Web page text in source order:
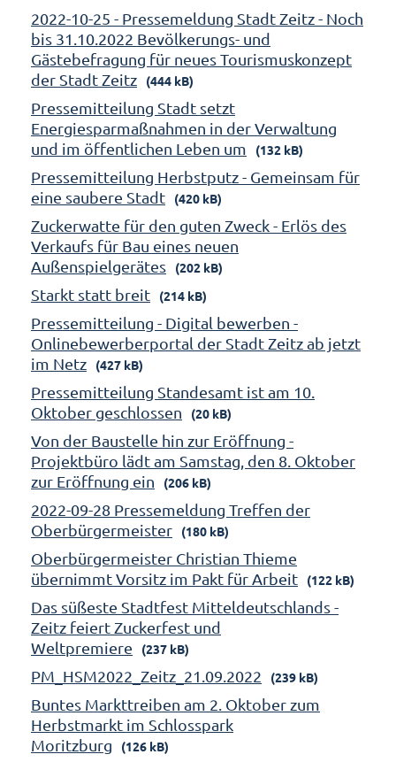
2022-10-25 - Pressemeldung Stadt Zeitz - Noch
bis 31.10.2022 Bevölkerungs- und
Gästebefragung für neues Tourismuskonzept
der Stadt Zeitz
(444 kB)
Pressemitteilung Stadt setzt
Energiesparmaßnahmen in der Verwaltung
und im öffentlichen Leben um
(132 kB)
Pressemitteilung Herbstputz - Gemeinsam für
eine saubere Stadt
(420 kB)
Zuckerwatte für den guten Zweck - Erlös des
Verkaufs für Bau eines neuen
Außenspielgerätes
(202 kB)
Starkt statt breit (214 kB)
Pressemitteilung - Digital bewerben -
Onlinebewerberportal der Stadt Zeitz ab jetzt
im Netz
(427 kB)
Pressemitteilung Standesamt ist am 10.
Oktober geschlossen
(20 kB)
Von der Baustelle hin zur Eröffnung -
Projektbüro lädt am Samstag, den 8. Oktober
zur Eröffnung ein
(206 kB)
2022-09-28 Pressemeldung Treffen der
Oberbürgermeister
(180 kB)
Oberbürgermeister Christian Thieme
übernimmt Vorsitz im Pakt für Arbeit
(122 kB)
Das süßeste Stadtfest Mitteldeutschlands -
Zeitz feiert Zuckerfest und
Weltpremiere
(237 kB)
PM_HSM2022_Zeitz_21.09.2022 (239 kB)
Buntes Markttreiben am 2. Oktober zum
Herbstmarkt im Schlosspark
Moritzburg
(126 kB)